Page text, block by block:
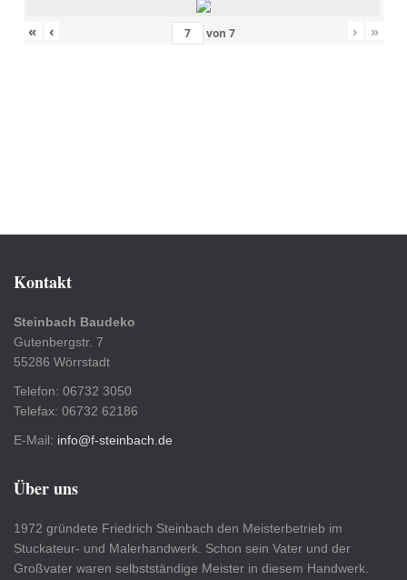
« ‹ von 7 › »
Kontakt
Steinbach Baudeko
Gutenbergstr. 7
55286 Wörrstadt
Telefon: 06732 3050
Telefax: 06732 62186
E-Mail: info@f-steinbach.de
Über uns
1972 gründete Friedrich Steinbach den Meisterbetrieb im
Stuckateur- und Malerhandwerk. Schon sein Vater und der
Großvater waren selbstständige Meister in diesem Handwerk.